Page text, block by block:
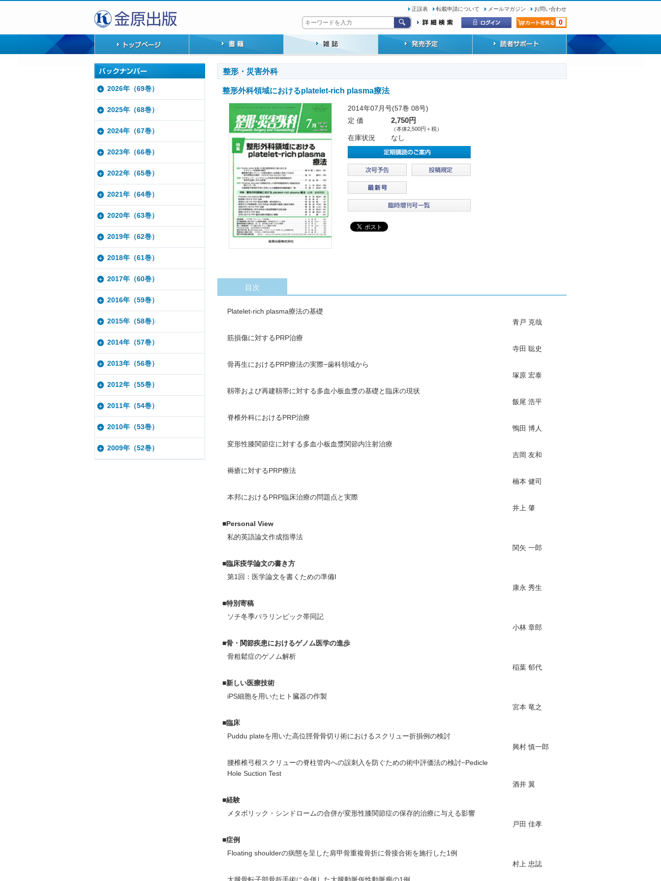
正誤表 転載申請について メールマガジン お問い合わせ
0
整形・災害外科
整形外科領域におけるplatelet-rich plasma療法
2014年07月号(57巻 08号)
定 価
2,750円
（本体2,500円＋税）
在庫状況 なし
目次
Platelet-rich plasma療法の基礎
青戸 克哉
筋損傷に対するPRP治療
寺田 聡史
骨再生におけるPRP療法の実際−歯科領域から
塚原 宏泰
靱帯および再建靱帯に対する多血小板血漿の基礎と臨床の現状
飯尾 浩平
脊椎外科におけるPRP治療
鴨田 博人
変形性膝関節症に対する多血小板血漿関節内注射治療
吉岡 友和
褥瘡に対するPRP療法
楠本 健司
本邦におけるPRP臨床治療の問題点と実際
井上 肇
■Personal View
私的英語論文作成指導法
関矢 一郎
■臨床疫学論文の書き方
第1回：医学論文を書くための準備I
康永 秀生
■特別寄稿
ソチ冬季パラリンピック帯同記
小林 章郎
■骨・関節疾患におけるゲノム医学の進歩
骨粗鬆症のゲノム解析
稲葉 郁代
■新しい医療技術
iPS細胞を用いたヒト臓器の作製
宮本 竜之
■臨床
Puddu plateを用いた高位脛骨骨切り術におけるスクリュー折損例の検討
興村 慎一郎
腰椎椎弓根スクリューの脊柱管内への誤刺入を防ぐための術中評価法の検討−Pedicle
Hole Suction Test
酒井 翼
■経験
メタボリック・シンドロームの合併が変形性膝関節症の保存的治療に与える影響
戸田 佳孝
■症例
Floating shoulderの病態を呈した肩甲骨重複骨折に骨接合術を施行した1例
村上 忠誌
2026年（69巻）
2025年（68巻）
2024年（67巻）
2023年（66巻）
2022年（65巻）
2021年（64巻）
2020年（63巻）
2019年（62巻）
2018年（61巻）
2017年（60巻）
2016年（59巻）
2015年（58巻）
2014年（57巻）
2013年（56巻）
2012年（55巻）
2011年（54巻）
2010年（53巻）
2009年（52巻）